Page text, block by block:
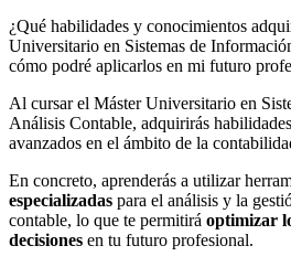
¿Qué habilidades y conocimientos
Universitario en Sistemas de
cómo podré aplicarlos en mi futuro
Al cursar el Máster Universitario en
Análisis Contable, adquirirás
avanzados en el ámbito de la
En concreto, aprenderás a utilizar
especializadas para el análisis y la
contable, lo que te permitirá optimizar
decisiones en tu futuro profesional.